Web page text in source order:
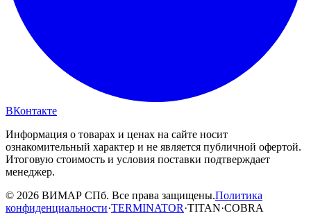
ВКонтакте
Информация о товарах и ценах на сайте носит
ознакомительный характер и не является публичной офертой.
Итоговую стоимость и условия поставки подтверждает
менеджер.
© 2026 ВИМАР СПб. Все права защищены.Политика
конфиденциальности·TERMINATOR·TITAN·COBRA